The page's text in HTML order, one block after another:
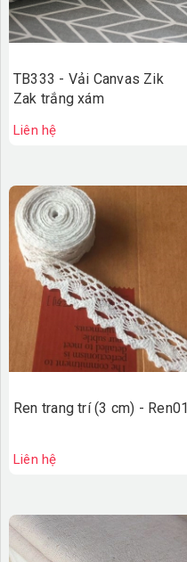
TB333 - Vải Canvas Zik
Zak trắng xám
Liên hệ
Ren trang trí (3 cm) - Ren01
Liên hệ